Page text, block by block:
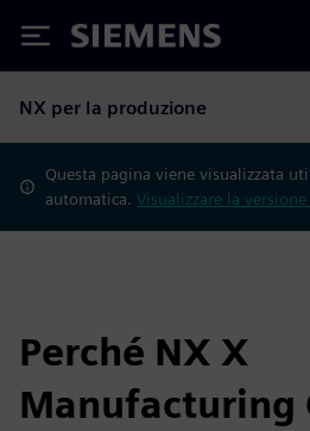
Siemens
NX per la produzione
Questa pagina viene visualizzata
automatica.Visualizzare la
Perché NX X
Manufacturing